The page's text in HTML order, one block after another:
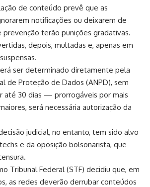
de conteúdo prevê que as
notificações ou deixarem de
terão punições gradativas.
depois, multadas e, apenas em
ser determinado diretamente pela
de Proteção de Dados (ANPD), sem
até 30 dias — prorrogáveis por mais
será necessária autorização da
judicial, no entanto, tem sido alvo
e da oposição bolsonarista, que
Tribunal Federal (STF) decidiu que, em
as redes deverão derrubar conteúdos